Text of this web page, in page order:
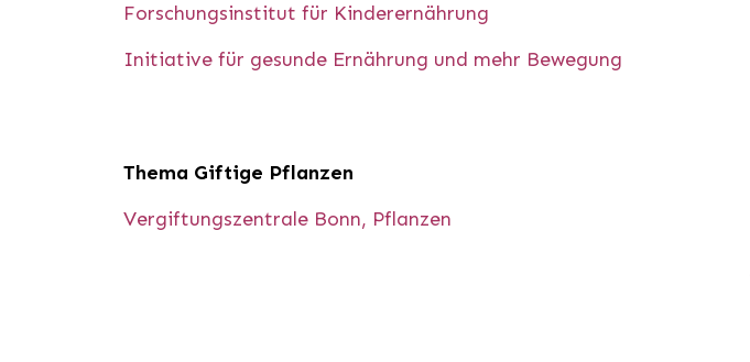
Forschungsinstitut für Kinderernährung
Initiative für gesunde Ernährung und mehr Bewegung
Thema Giftige Pflanzen
Vergiftungszentrale Bonn, Pflanzen